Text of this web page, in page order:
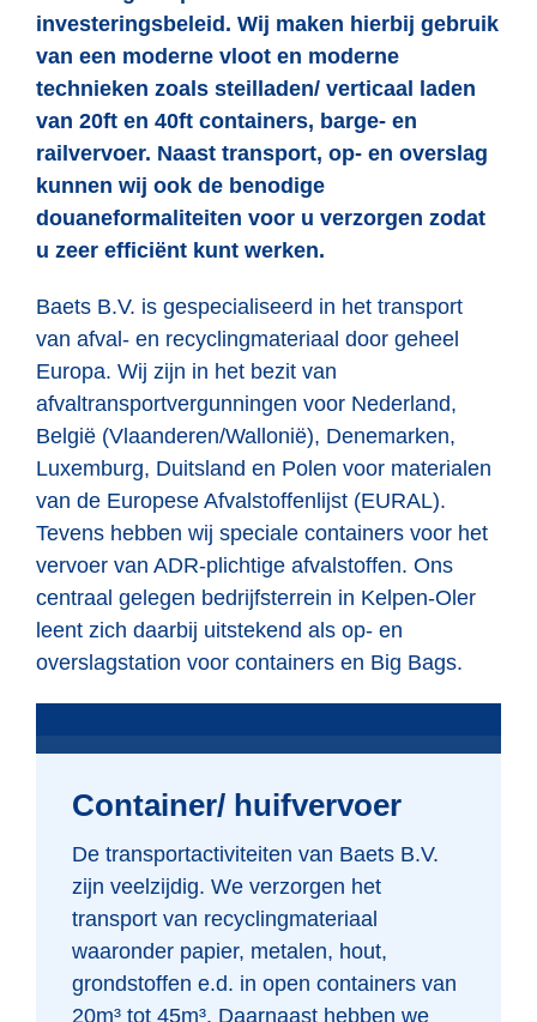
investeringsbeleid. Wij maken hierbij gebruik
van een moderne vloot en moderne
technieken zoals steilladen/ verticaal laden
van 20ft en 40ft containers, barge- en
railvervoer. Naast transport, op- en overslag
kunnen wij ook de benodige
douaneformaliteiten voor u verzorgen zodat
u zeer efficiënt kunt werken.
Baets B.V. is gespecialiseerd in het transport
van afval- en recyclingmateriaal door geheel
Europa. Wij zijn in het bezit van
afvaltransportvergunningen voor Nederland,
België (Vlaanderen/Wallonië), Denemarken,
Luxemburg, Duitsland en Polen voor materialen
van de Europese Afvalstoffenlijst (EURAL).
Tevens hebben wij speciale containers voor het
vervoer van ADR-plichtige afvalstoffen. Ons
centraal gelegen bedrijfsterrein in Kelpen-Oler
leent zich daarbij uitstekend als op- en
overslagstation voor containers en Big Bags.
Container/ huifvervoer
De transportactiviteiten van Baets B.V.
zijn veelzijdig. We verzorgen het
transport van recyclingmateriaal
waaronder papier, metalen, hout,
grondstoffen e.d. in open containers van
20m³ tot 45m³. Daarnaast hebben we